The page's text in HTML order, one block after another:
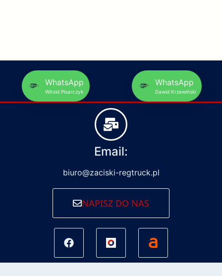
WhatsApp
Witold Pisarczyk
WhatsApp
Dawid Krzewiński
Email:
biuro@zaciski-regtruck.pl
NAPISZ DO NAS